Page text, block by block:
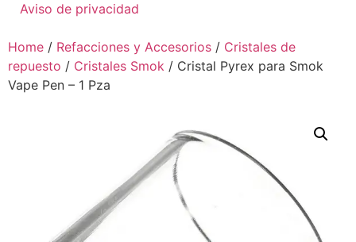
Aviso de privacidad
Home / Refacciones y Accesorios / Cristales de
repuesto / Cristales Smok / Cristal Pyrex para Smok
Vape Pen – 1 Pza